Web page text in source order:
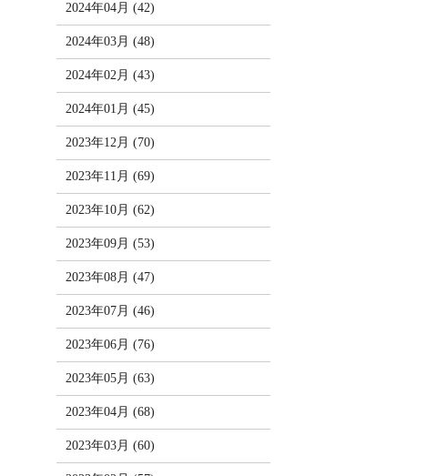
2024年04月 (42)
2024年03月 (48)
2024年02月 (43)
2024年01月 (45)
2023年12月 (70)
2023年11月 (69)
2023年10月 (62)
2023年09月 (53)
2023年08月 (47)
2023年07月 (46)
2023年06月 (76)
2023年05月 (63)
2023年04月 (68)
2023年03月 (60)